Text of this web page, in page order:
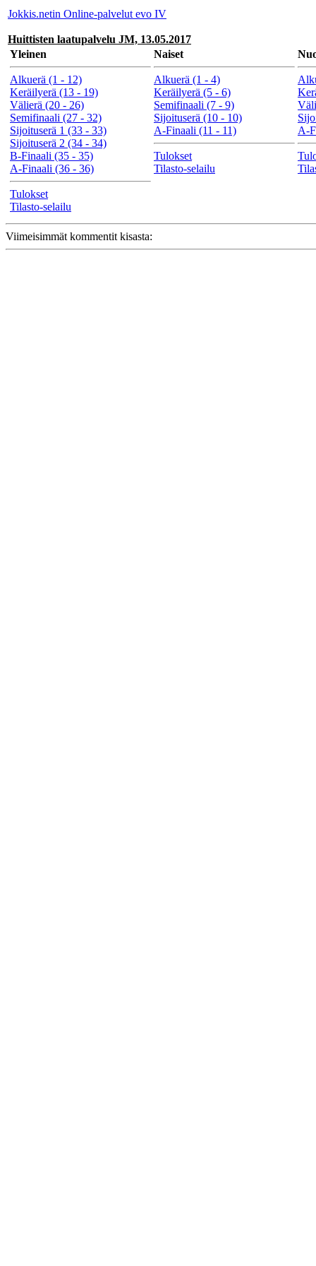
Jokkis.netin Online-palvelut evo IV
Huittisten laatupalvelu JM, 13.05.2017
Yleinen
Alkuerä (1 - 12)
Keräilyerä (13 - 19)
Välierä (20 - 26)
Semifinaali (27 - 32)
Sijoituserä 1 (33 - 33)
Sijoituserä 2 (34 - 34)
B-Finaali (35 - 35)
A-Finaali (36 - 36)
Tulokset
Tilasto-selailu
Naiset
Alkuerä (1 - 4)
Keräilyerä (5 - 6)
Semifinaali (7 - 9)
Sijoituserä (10 - 10)
A-Finaali (11 - 11)
Tulokset
Tilasto-selailu
A-
Viimeisimmät kommentit kisasta: